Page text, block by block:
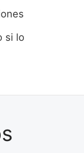
si lo